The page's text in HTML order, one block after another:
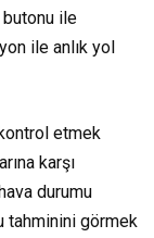
butonu ile
ile anlık yol
etmek
karşı
durumu
tahminini görmek